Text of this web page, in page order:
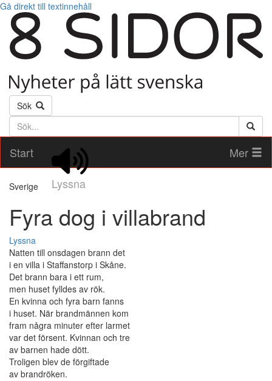
Gå direkt till textinnehåll
Sök
Söktext
Start
Lyssna
Mer
Sverige
Fyra dog i villabrand
Lyssna
Natten till onsdagen brann det
i en villa i Staffanstorp i Skåne.
Det brann bara i ett rum,
men huset fylldes av rök.
En kvinna och fyra barn fanns
i huset. När brandmännen kom
fram några minuter efter larmet
var det försent. Kvinnan och tre
av barnen hade dött.
Troligen blev de förgiftade
av brandröken.